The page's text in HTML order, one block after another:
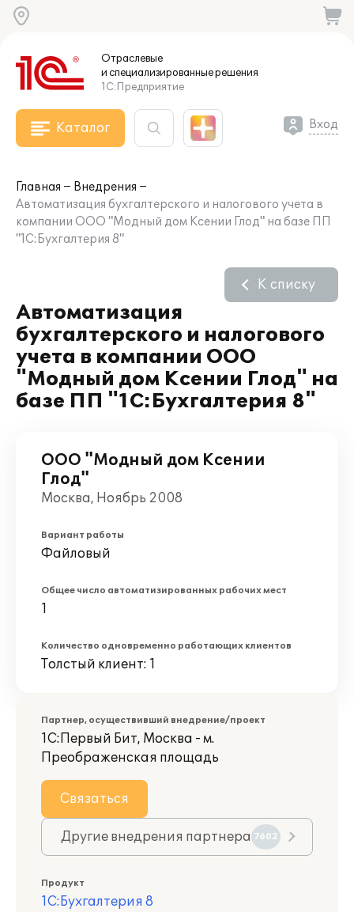
Отраслевые
и специализированныерешения
1С:Предприятие
Каталог Вход
Главная
Внедрения
Автоматизация бухгалтерского и налогового учета в
компании ООО "Модный дом Ксении Глод" на базе ПП
"1С:Бухгалтерия 8"
Автоматизация
бухгалтерского и налогового
учета в компании ООО
"Модный дом Ксении Глод" на
базе ПП "1С:Бухгалтерия 8"
К списку
ООО "Модный дом Ксении
Глод"
Москва, Ноябрь 2008
Вариант работы
Файловый
Общее число автоматизированных рабочих мест
1
Количество одновременно работающих клиентов
Толстый клиент: 1
Партнер, осуществивший внедрение/проект
1С:Первый Бит, Москва - м.
Преображенская площадь
Связаться
Другие внедрения партнера 7602
Продукт
1С:Бухгалтерия 8